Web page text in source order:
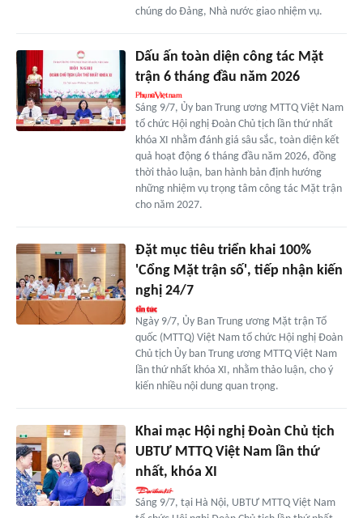
chúng do Đảng, Nhà nước giao nhiệm vụ.
Dấu ấn toàn diện công tác Mặt
trận 6 tháng đầu năm 2026
Sáng 9/7, Ủy ban Trung ương MTTQ Việt Nam
tổ chức Hội nghị Đoàn Chủ tịch lần thứ nhất
khóa XI nhằm đánh giá sâu sắc, toàn diện kết
quả hoạt động 6 tháng đầu năm 2026, đồng
thời thảo luận, ban hành bản định hướng
những nhiệm vụ trọng tâm công tác Mặt trận
cho năm 2027.
Đặt mục tiêu triển khai 100%
'Cổng Mặt trận số', tiếp nhận kiến
nghị 24/7
Ngày 9/7, Ủy Ban Trung ương Mặt trận Tổ
quốc (MTTQ) Việt Nam tổ chức Hội nghị Đoàn
Chủ tịch Ủy ban Trung ương MTTQ Việt Nam
lần thứ nhất khóa XI, nhằm thảo luận, cho ý
kiến nhiều nội dung quan trọng.
Khai mạc Hội nghị Đoàn Chủ tịch
UBTƯ MTTQ Việt Nam lần thứ
nhất, khóa XI
Sáng 9/7, tại Hà Nội, UBTƯ MTTQ Việt Nam